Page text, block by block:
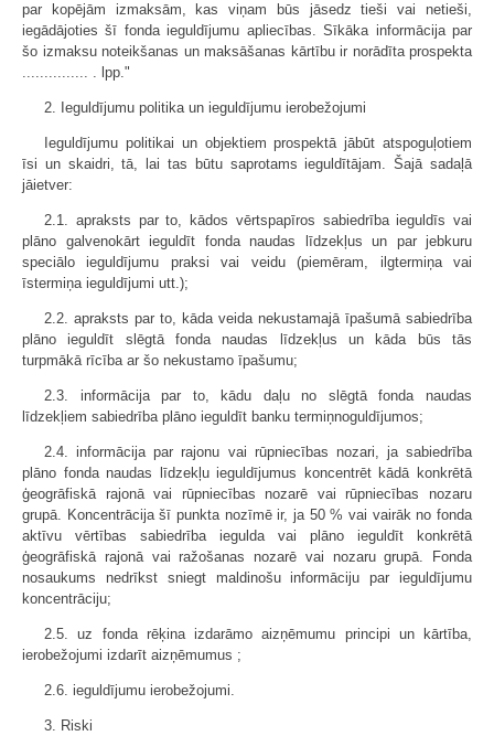
par kopējām izmaksām, kas viņam būs jāsedz tieši vai netieši,
iegādājoties šī fonda ieguldījumu apliecības. Sīkāka informācija par
šo izmaksu noteikšanas un maksāšanas kārtību ir norādīta prospekta
............... . lpp."
2. Ieguldījumu politika un ieguldījumu ierobežojumi
Ieguldījumu politikai un objektiem prospektā jābūt atspoguļotiem
īsi un skaidri, tā, lai tas būtu saprotams ieguldītājam. Šajā sadaļā
jāietver:
2.1. apraksts par to, kādos vērtspapīros sabiedrība ieguldīs vai
plāno galvenokārt ieguldīt fonda naudas līdzekļus un par jebkuru
speciālo ieguldījumu praksi vai veidu (piemēram, ilgtermiņa vai
īstermiņa ieguldījumi utt.);
2.2. apraksts par to, kāda veida nekustamajā īpašumā sabiedrība
plāno ieguldīt slēgtā fonda naudas līdzekļus un kāda būs tās
turpmākā rīcība ar šo nekustamo īpašumu;
2.3. informācija par to, kādu daļu no slēgtā fonda naudas
līdzekļiem sabiedrība plāno ieguldīt banku termiņnoguldījumos;
2.4. informācija par rajonu vai rūpniecības nozari, ja sabiedrība
plāno fonda naudas līdzekļu ieguldījumus koncentrēt kādā konkrētā
ģeogrāfiskā rajonā vai rūpniecības nozarē vai rūpniecības nozaru
grupā. Koncentrācija šī punkta nozīmē ir, ja 50 % vai vairāk no fonda
aktīvu vērtības sabiedrība iegulda vai plāno ieguldīt konkrētā
ģeogrāfiskā rajonā vai ražošanas nozarē vai nozaru grupā. Fonda
nosaukums nedrīkst sniegt maldinošu informāciju par ieguldījumu
koncentrāciju;
2.5. uz fonda rēķina izdarāmo aizņēmumu principi un kārtība,
ierobežojumi izdarīt aizņēmumus ;
2.6. ieguldījumu ierobežojumi.
3. Riski